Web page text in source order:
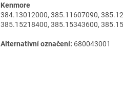
Kenmore
384.13012000, 385.11607090,
385.15218400, 385.15343600,
Alternativní označení: 680043001